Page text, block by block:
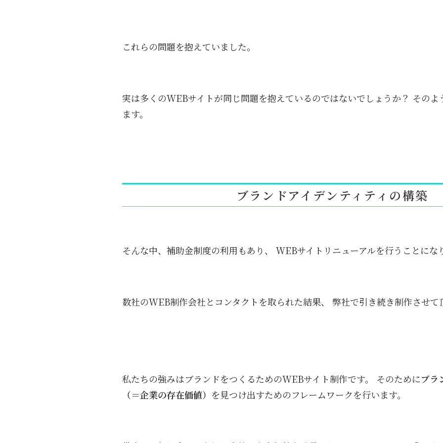
これらの問題を抱えていました。
実は多くのWEBサイトが同じ問題を抱えているのではないでしょうか？ そのよ
ます。
ブランドアイデンティティの構築
そんな中、補助金制度の利用もあり、 WEBサイトリニューアルを行うことにな
数社のWEB制作会社とコンタクトを取られた結果、 弊社で引き続き制作させて
私たちの強みはブランドをつくるためのWEBサイト制作です。 そのためにブラ
（＝企業の存在価値） を見つけ出すためのフレームワークを行います。